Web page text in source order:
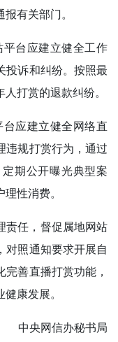
有关部门。
台应建立健全工作
投诉和纠纷。按照最
打赏的退款纠纷。
应建立健全网络直
违规打赏行为，通过
期公开曝光典型案
性消费。
责任，督促属地网站
对照通知要求开展自
善直播打赏功能，
康发展。
中央网信办秘书局